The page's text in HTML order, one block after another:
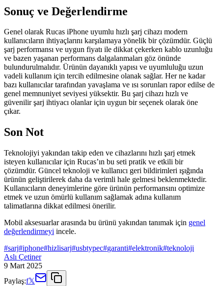
Sonuç ve Değerlendirme
Genel olarak Rucas iPhone uyumlu hızlı şarj cihazı modern
kullanıcıların ihtiyaçlarını karşılamaya yönelik bir çözümdür. Güçlü
şarj performansı ve uygun fiyatı ile dikkat çekerken kablo uzunluğu
ve bazen yaşanan performans dalgalanmaları göz önünde
bulundurulmalıdır. Ürünün dayanıklı yapısı ve uyumluluğu uzun
vadeli kullanım için tercih edilmesine olanak sağlar. Her ne kadar
bazı kullanıcılar tarafından yavaşlama ve ısı sorunları rapor edilse de
genel memnuniyet seviyesi yüksektir. Bu şarj cihazı hızlı ve
güvenilir şarj ihtiyacı olanlar için uygun bir seçenek olarak öne
çıkar.
Son Not
Teknolojiyi yakından takip eden ve cihazlarını hızlı şarj etmek
isteyen kullanıcılar için Rucas’ın bu seti pratik ve etkili bir
çözümdür. Güncel teknoloji ve kullanıcı geri bildirimleri ışığında
ürünün geliştirilerek daha da verimli hale gelmesi beklenmektedir.
Kullanıcıların deneyimlerine göre ürünün performansını optimize
etmek ve uzun ömürlü kullanım sağlamak adına kullanım
talimatlarına dikkat edilmesi önerilir.
Mobil aksesuarlar arasında bu ürünü yakından tanımak için genel
değerlendirmeyi incele.
#sarj#iphone#hizlisarj#usbtypec#garanti#elektronik#teknoloji
Aslı Çetiner
9 Mart 2025
Paylaş:f𝕏